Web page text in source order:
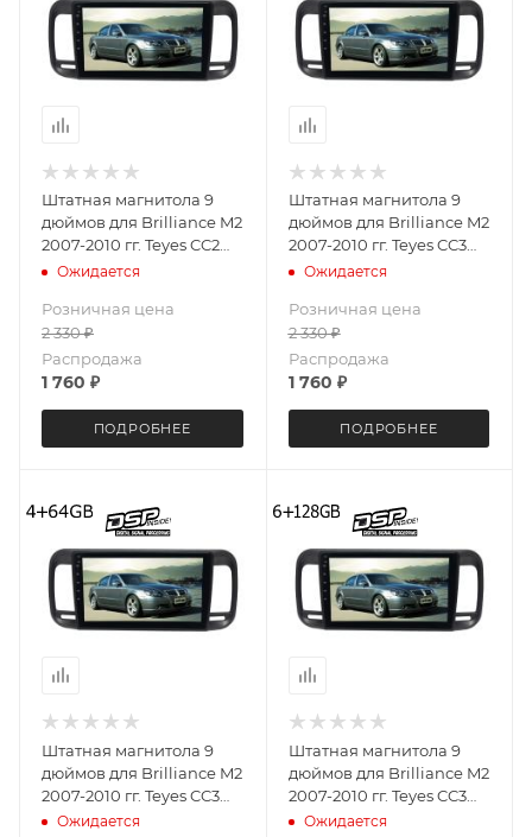
Штатная магнитола 9
дюймов для Brilliance M2
2007-2010 гг. Teyes CC2
PLUS 4092-5576 6+128G
Ожидается
Розничная цена
2 330₽
Распродажа
1 760 ₽
ПОДРОБНЕЕ
Штатная магнитола 9
дюймов для Brilliance M2
2007-2010 гг. Teyes CC3
4092-5574 4+32G
Ожидается
Розничная цена
2 330₽
Распродажа
1 760 ₽
ПОДРОБНЕЕ
Штатная магнитола 9
дюймов для Brilliance M2
2007-2010 гг. Teyes CC3
4092-5572 4+64G
Ожидается
Штатная магнитола 9
дюймов для Brilliance M2
2007-2010 гг. Teyes CC3
4092-5570 6+128 Gb
Ожидается